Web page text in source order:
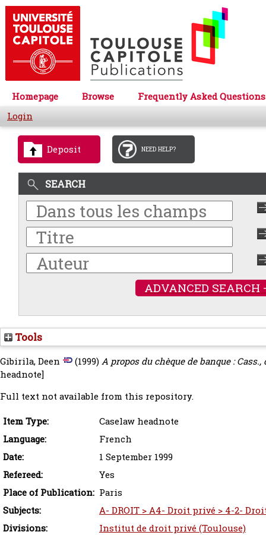
Homepage Browse
Frequently Asked Questions
Login
Deposit NEED HELP?
SEARCH
ADVANCED SEARCH
Tools
Gibirila, Deen (1999)A propos du chèque de banque : Cass.,
headnote]
Full text not available from this repository.
Item Type:
Caselaw headnote
Language:
French
Date:
1 September 1999
Refereed:
Yes
Place of Publication: Paris
Subjects:
A- DROIT > A4- Droit privé > 4-2-
Divisions:
Institut de droit privé (Toulouse)